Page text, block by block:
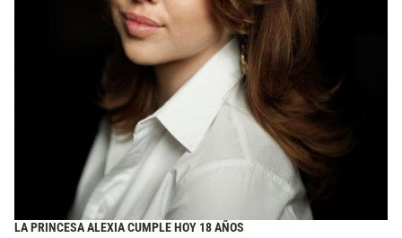
LA PRINCESA ALEXIA CUMPLE HOY 18 AÑOS